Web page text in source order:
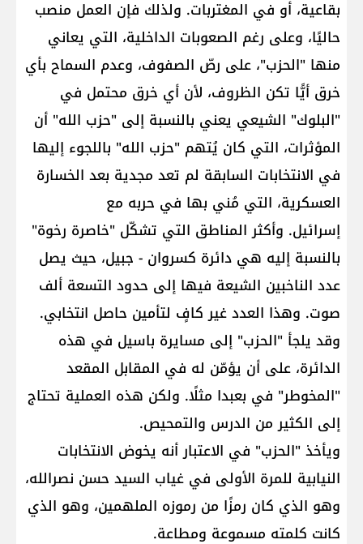
بقاعية، أو في المغتربات. ولذلك فإن العمل منصب
حاليًا، وعلى رغم الصعوبات الداخلية، التي يعاني
منها "الحزب"، على رصّ الصفوف، وعدم السماح بأي
خرق أيًّا تكن الظروف، لأن أي خرق محتمل في
"البلوك" الشيعي يعني بالنسبة إلى "حزب الله" أن
المؤثرات، التي كان يُتهم "حزب الله" باللجوء إليها
في الانتخابات السابقة لم تعد مجدية بعد الخسارة
العسكرية، التي مُني بها في حربه مع
إسرائيل. وأكثر المناطق التي تشكّل "خاصرة رخوة"
بالنسبة إليه هي دائرة كسروان - جبيل، حيث يصل
عدد الناخبين الشيعة فيها إلى حدود التسعة ألف
صوت. وهذا العدد غير كافٍ لتأمين حاصل انتخابي.
وقد يلجأ "الحزب" إلى مسايرة باسيل في هذه
الدائرة، على أن يؤمّن له في المقابل المقعد
"المخوطر" في بعبدا مثلًا. ولكن هذه العملية تحتاج
إلى الكثير من الدرس والتمحيص.
ويأخذ "الحزب" في الاعتبار أنه يخوض الانتخابات
النيابية للمرة الأولى في غياب السيد حسن نصرالله،
وهو الذي كان رمزًا من رموزه الملهمين، وهو الذي
كانت كلمته مسموعة ومطاعة.